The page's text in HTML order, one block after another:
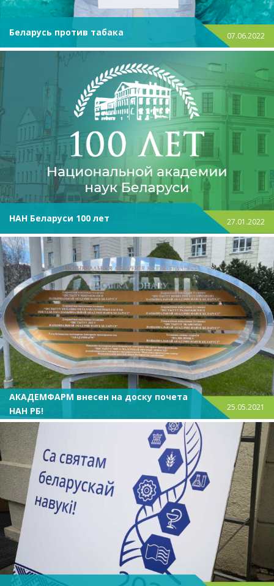
Беларусь против табака 07.06.2022
НАН Беларуси 100 лет 27.01.2022
АКАДЕМФАРМ внесен на доску почета
НАН РБ!
25.05.2021